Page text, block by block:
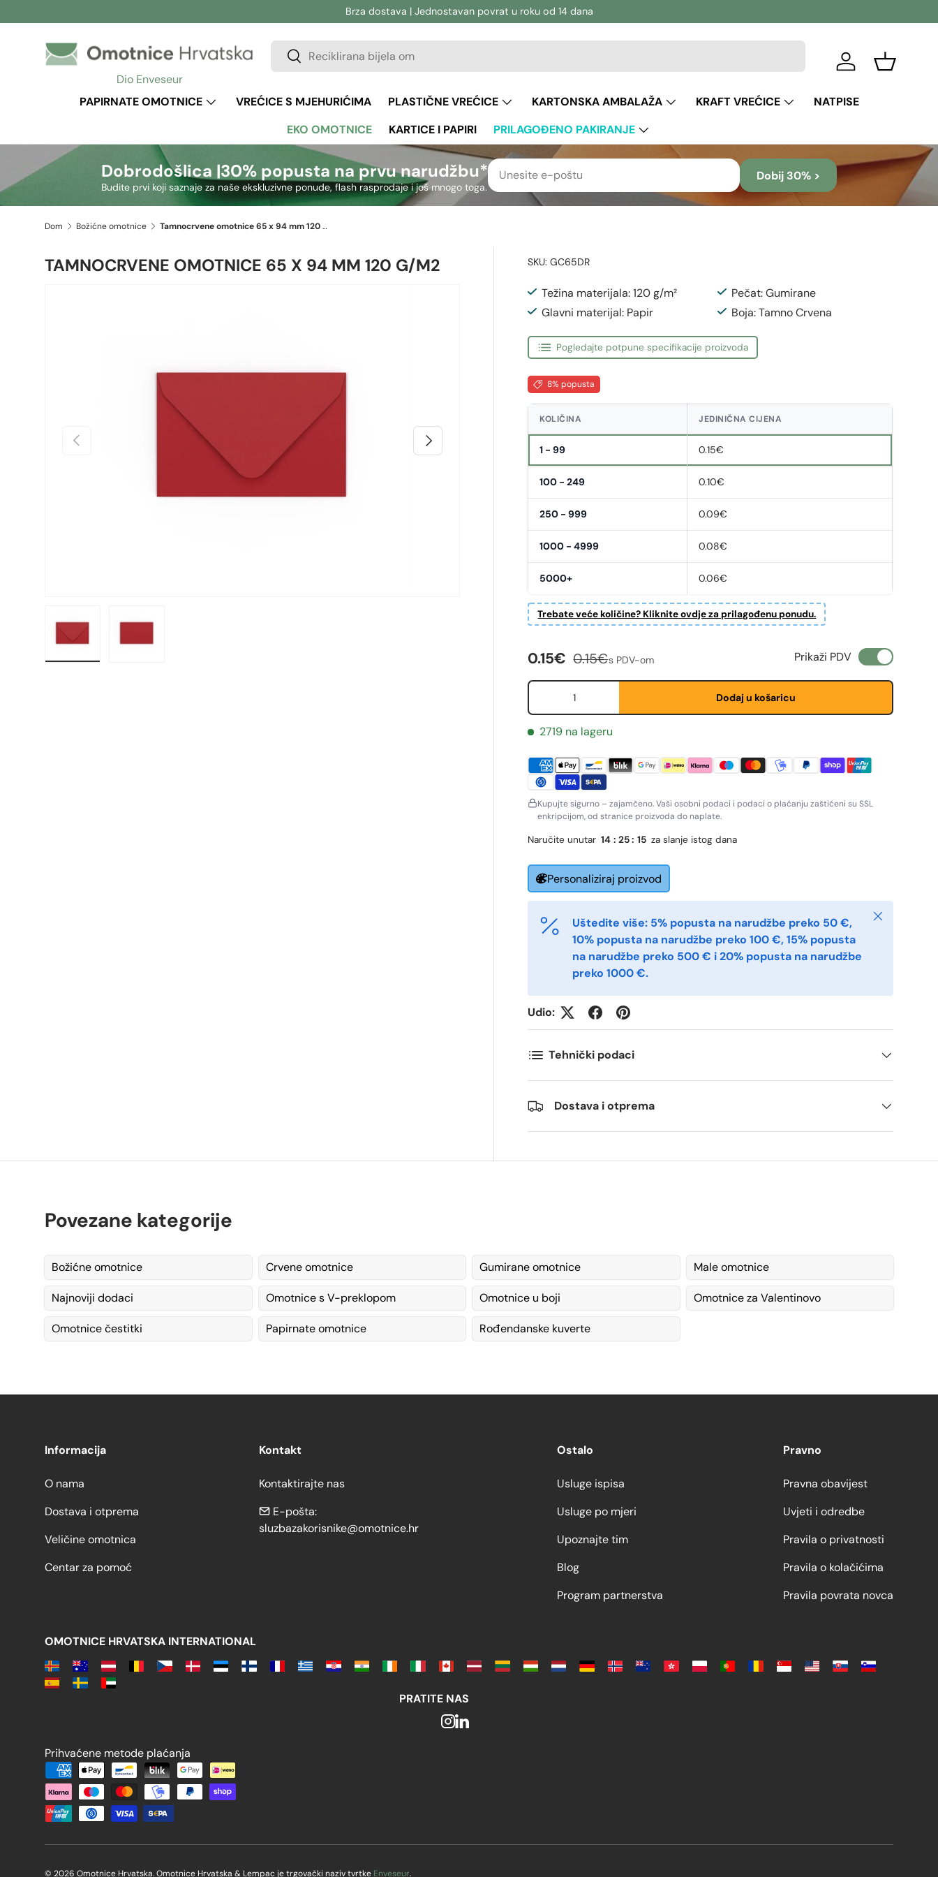
Preskoči na sadržaj
Brza dostava | Jednostavan povrat u roku od 14 dana
Dio Enveseur
Pretraživanje
Pretraživanje
Prijava Košara
PAPIRNATE OMOTNICE VREĆICE S MJEHURIĆIMA PLASTIČNE VREĆICE KARTONSKA AMBALAŽA KRAFT VREĆICE
NATPISE
EKO OMOTNICE
KARTICE I PAPIRI PRILAGOĐENO PAKIRANJE
Dobrodošlica |30% popusta na prvu narudžbu*
Budite prvi koji saznaje za naše ekskluzivne ponude, flash rasprodaje i još mnogo toga.
Dobij 30% >
Dom Božićne omotnice Tamnocrvene omotnice 65 x 94 mm 120 g/m2
TAMNOCRVENE OMOTNICE 65 X 94 MM 120 G/M2
Prethodno Sljedeći
SKU: GC65DR
Težina materijala: 120 g/m²
Pečat: Gumirane
Glavni materijal: Papir
Boja: Tamno Crvena
Pogledajte potpune specifikacije proizvoda
8% popusta
KOLIČINA JEDINIČNA CIJENA
1 - 99 0.15€
100 - 249 0.10€
250 - 999 0.09€
1000 - 4999 0.08€
5000+ 0.06€
Trebate veće količine? Kliknite ovdje za prilagođenu ponudu.
Cijena na sniženju
0.15€ Redovna cijena
0.15€s PDV-om Prikaži PDV
Količina
Dodaj u košaricu
2719 na lageru
Kupujte sigurno – zajamčeno. Vaši osobni podaci i podaci o plaćanju zaštićeni su SSL
enkripcijom, od stranice proizvoda do naplate.
Naručite unutar 14 : 25 : 14 za slanje istog dana
Personaliziraj proizvod
Uštedite više: 5% popusta na narudžbe preko 50 €,
10% popusta na narudžbe preko 100 €, 15% popusta
na narudžbe preko 500 € i 20% popusta na narudžbe
preko 1000 €.
Zatvoriti
Udio:
Tehnički podaci
Dostava i otprema
Povezane kategorije
Božićne omotnice Crvene omotnice Gumirane omotnice Male omotnice
Najnoviji dodaci Omotnice s V-preklopom Omotnice u boji Omotnice za Valentinovo
Omotnice čestitki Papirnate omotnice Rođendanske kuverte
Informacija
O nama
Dostava i otprema
Veličine omotnica
Centar za pomoć
Kontakt
Kontaktirajte nas
E-pošta:
sluzbazakorisnike@omotnice.hr
Ostalo
Usluge ispisa
Usluge po mjeri
Upoznajte tim
Blog
Program partnerstva
Pravno
Pravna obavijest
Uvjeti i odredbe
Pravila o privatnosti
Pravila o kolačićima
Pravila povrata novca
OMOTNICE HRVATSKA INTERNATIONAL
PRATITE NAS
Prihvaćene metode plaćanja
Prihvaćene metode plaćanja
© 2026 Omotnice Hrvatska. Omotnice Hrvatska & Lempac je trgovački naziv tvrtke Enveseur.